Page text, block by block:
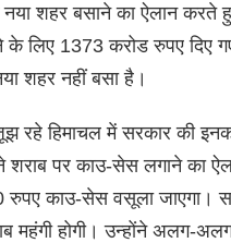
नया शहर बसाने का ऐलान
के लिए 1373 करोड रुपए दिए
शहर नहीं बसा है।
रहे हिमाचल में सरकार की
शराब पर काउ-सेस लगाने का
रुपए काउ-सेस वसूला जाएगा।
महंगी होगी। उन्होंने अलग-